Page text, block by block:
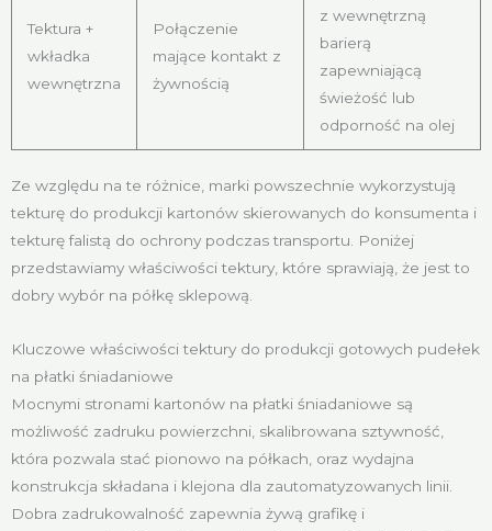
Tektura +
wkładka
wewnętrzna
Połączenie
mające kontakt z
żywnością
z wewnętrzną
barierą
zapewniającą
świeżość lub
odporność na olej
Ze względu na te różnice, marki powszechnie wykorzystują
tekturę do produkcji kartonów skierowanych do konsumenta i
tekturę falistą do ochrony podczas transportu. Poniżej
przedstawiamy właściwości tektury, które sprawiają, że jest to
dobry wybór na półkę sklepową.
Kluczowe właściwości tektury do produkcji gotowych pudełek
na płatki śniadaniowe
Mocnymi stronami kartonów na płatki śniadaniowe są
możliwość zadruku powierzchni, skalibrowana sztywność,
która pozwala stać pionowo na półkach, oraz wydajna
konstrukcja składana i klejona dla zautomatyzowanych linii.
Dobra zadrukowalność zapewnia żywą grafikę i